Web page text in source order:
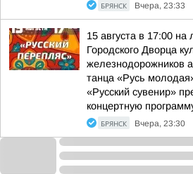
БРЯНСК Вчера, 23:33
15 августа в 17:00 на
Городского Дворца
железнодорожников
танца «Русь
«Русский сувенир»
концертную
БРЯНСК Вчера, 23:30